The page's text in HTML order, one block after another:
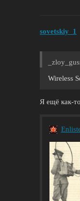
sovetskiy_1
Wireless
Я ещё как-